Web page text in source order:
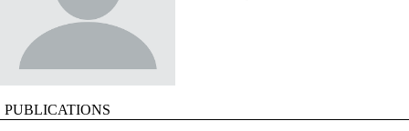
PUBLICATIONS